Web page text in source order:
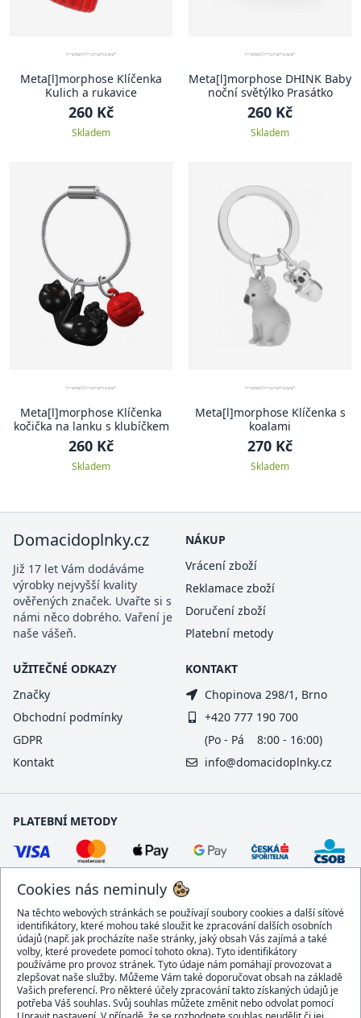
Meta[l]morphose Klíčenka
Kulich a rukavice
260 Kč
Skladem
Meta[l]morphose DHINK Baby
noční světýlko Prasátko
260 Kč
Skladem
Meta[l]morphose Klíčenka
kočička na lanku s klubíčkem
260 Kč
Skladem
Meta[l]morphose Klíčenka s
koalami
270 Kč
Skladem
Cookies nás neminuly
Na těchto webových stránkách se používají soubory cookies a další síťové
identifikátory, které mohou také sloužit ke zpracování dalších osobních
údajů (např. jak procházíte naše stránky, jaký obsah Vás zajímá a také
volby, které provedete pomocí tohoto okna). Tyto identifikátory
používáme pro provoz stránek. Tyto údaje nám pomáhají provozovat a
zlepšovat naše služby. Můžeme Vám také doporučovat obsah na základě
Vašich preferencí. Pro některé účely zpracování takto získaných údajů je
potřeba Váš souhlas. Svůj souhlas můžete změnit nebo odvolat pomocí
Domacidoplnky.cz
Již 17 let Vám dodáváme
výrobky nejvyšší kvality
ověřených značek. Uvařte si s
námi něco dobrého. Vaření je
naše vášeň.
NÁKUP
Vrácení zboží
Reklamace zboží
Doručení zboží
Platební metody
UŽITEČNÉ ODKAZY
Značky
Obchodní podmínky
GDPR
Kontakt
KONTAKT
Chopinova 298/1, Brno
+420 777 190 700
(Po - Pá 8:00 - 16:00)
info@domacidoplnky.cz
PLATEBNÍ METODY
DOPRAVCI